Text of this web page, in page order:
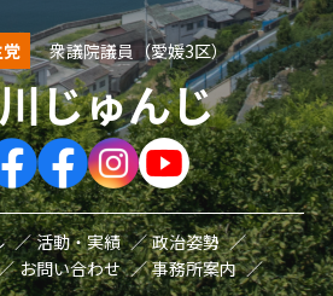
党 衆議院議員（愛媛3区）
じゅんじ
活動・実績
政治姿勢
お問い合わせ
事務所案内